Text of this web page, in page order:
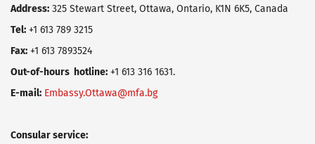
Address: 325 Stewart Street, Ottawa, Ontario, K1N 6K5, Canada
Tel: +1 613 789 3215
Fax: +1 613 7893524
Оut-of-hours hotline: +1 613 316 1631.
E-mail: Embassy.Ottawa@mfa.bg
Consular service: